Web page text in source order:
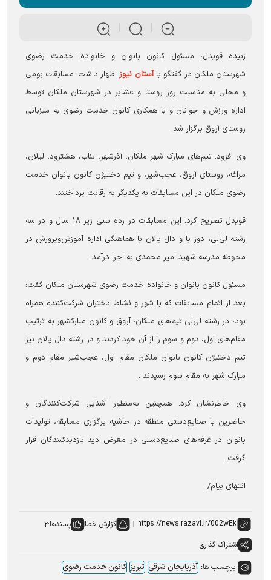
زبیده قویدل، مسئول کانون بانوان و خانواده خدمت رضوی
شهرستان ملکان در گفتگو باآستان نیوزاظهار داشت: مسابقات بومی
و محلی به مناسبت روز روستا و عشایر در شهرستان ملکان توسط
اداره ورزش و جوانان و با همکاری کانون خدمت رضوی به میزبانی
روستای آروق برگزار شد.
وی افزود: تیم‌های مبارک شهر ملکان، آذرشهر، بناب، هشترود، لیلان،
مراغه، روستای آروق، عجب‌شیر، و تیم دختیژن کانون بانوان خدمت
رضوی ملکان در این مسابقات به یکدیگر به رقابت پرداختند.
قویدل تصریح کرد: این مسابقات در رده سنی زیر ۱۸ سال و در سه
رشته لی‌لی، دوز پا و دال پالان با هماهنگی اداره آموزش‌وپرورش در
محوطه مدرسه شهید امیر محمدی به اجرا درآمد.
مسئول کانون بانوان و خانواده خدمت رضوی شهرستان ملکان گفت:
بعد از اتمام مسابقات که با شور و نشاط دختران شرکت‌کننده همراه
بود، در رشته لی‌لی تیم‌های ملکان، آروق و کانون مبارکشهر به ترتیب
مقام‌های اول، دوم و سوم را از آن خود کردند و در رشته دال پالان نیز
تیم دختیژن کانون بانوان ملکان مقام اول، عجب‌شیر مقام دوم و
مبارک شهر به مقام سوم رسیدند .
وی خاطرنشان کرد: همچنین به‌منظور آشنایی شرکت‌کنندگان و
حاضرین با صنایع‌دستی منطقه در حاشیه برگزاری مسابقه، تولیدات
بانوان در غرفه‌های صنایع‌دستی در معرض دید بازدیدکنندگان قرار
گرفت.
انتهای پیام/
گزارش خطا پسندها:۲
اشتراک گذاری
برچسب ها: آذربایجان شرقی تبریز کانون خدمت رضوی